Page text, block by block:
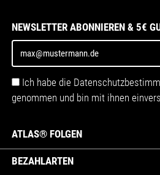
NEWSLETTER ABONNIEREN & 5€
Ich habe die
genommen und bin mit ihnen
ATLAS® FOLGEN
BEZAHLARTEN